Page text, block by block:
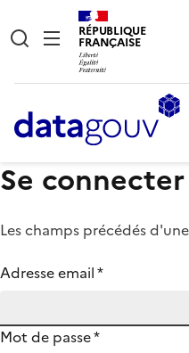
RÉPUBLIQUE
FRANÇAISE
Se connecter
Les champs précédés
Adresse email*
Mot de passe*